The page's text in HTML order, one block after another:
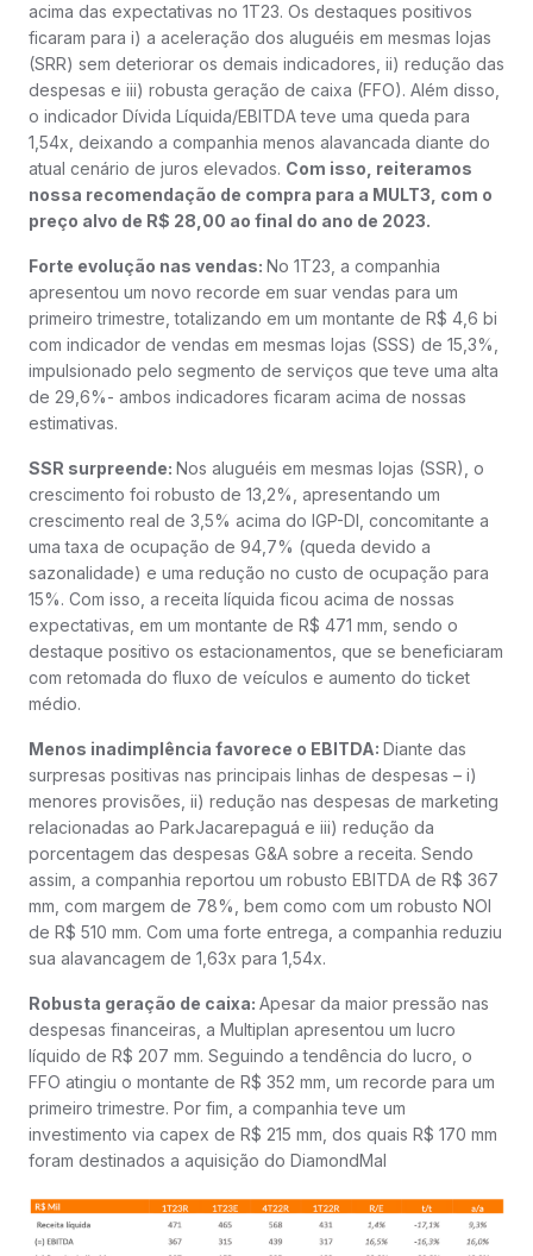
acima das expectativas no 1T23. Os destaques positivos
ficaram para i) a aceleração dos aluguéis em mesmas lojas
(SRR) sem deteriorar os demais indicadores, ii) redução das
despesas e iii) robusta geração de caixa (FFO). Além disso,
o indicador Dívida Líquida/EBITDA teve uma queda para
1,54x, deixando a companhia menos alavancada diante do
atual cenário de juros elevados. Com isso, reiteramos
nossa recomendação de compra para a MULT3, com o
preço alvo de R$ 28,00 ao final do ano de 2023.
Forte evolução nas vendas: No 1T23, a companhia
apresentou um novo recorde em suar vendas para um
primeiro trimestre, totalizando em um montante de R$ 4,6 bi
com indicador de vendas em mesmas lojas (SSS) de 15,3%,
impulsionado pelo segmento de serviços que teve uma alta
de 29,6%- ambos indicadores ficaram acima de nossas
estimativas.
SSR surpreende: Nos aluguéis em mesmas lojas (SSR), o
crescimento foi robusto de 13,2%, apresentando um
crescimento real de 3,5% acima do IGP-DI, concomitante a
uma taxa de ocupação de 94,7% (queda devido a
sazonalidade) e uma redução no custo de ocupação para
15%. Com isso, a receita líquida ficou acima de nossas
expectativas, em um montante de R$ 471 mm, sendo o
destaque positivo os estacionamentos, que se beneficiaram
com retomada do fluxo de veículos e aumento do ticket
médio.
Menos inadimplência favorece o EBITDA: Diante das
surpresas positivas nas principais linhas de despesas – i)
menores provisões, ii) redução nas despesas de marketing
relacionadas ao ParkJacarepaguá e iii) redução da
porcentagem das despesas G&A sobre a receita. Sendo
assim, a companhia reportou um robusto EBITDA de R$ 367
mm, com margem de 78%, bem como com um robusto NOI
de R$ 510 mm. Com uma forte entrega, a companhia reduziu
sua alavancagem de 1,63x para 1,54x.
Robusta geração de caixa: Apesar da maior pressão nas
despesas financeiras, a Multiplan apresentou um lucro
líquido de R$ 207 mm. Seguindo a tendência do lucro, o
FFO atingiu o montante de R$ 352 mm, um recorde para um
primeiro trimestre. Por fim, a companhia teve um
investimento via capex de R$ 215 mm, dos quais R$ 170 mm
foram destinados a aquisição do DiamondMal